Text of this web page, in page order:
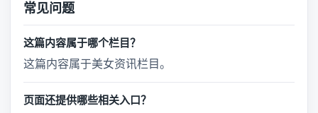
常见问题
这篇内容属于哪个栏目？
这篇内容属于美女资讯栏目。
页面还提供哪些相关入口？